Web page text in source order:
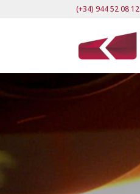
(+34) 944 52 08 12